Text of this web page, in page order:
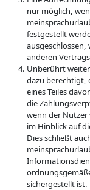
nur möglich,
festgestellt
anderen
Unberührt
dazu berechtigt,
eines Teiles
die
wenn der Nutzer
im Hinblick auf
Dies schließt
sichergestellt ist.